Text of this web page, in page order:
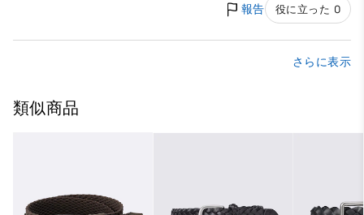
報告 役に立った 0
さらに表示
類似商品